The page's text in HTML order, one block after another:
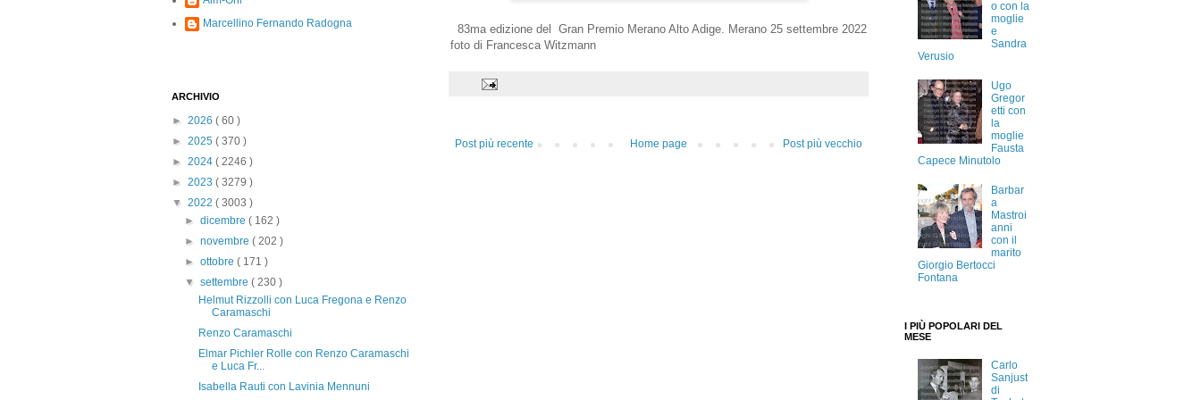
83ma edizione del Gran Premio Merano Alto Adige. Merano 25 settembre 2022
foto di Francesca Witzmann
Post più recente Post più vecchio
Home page
Marcellino Fernando Radogna
ARCHIVIO
► 2026 ( 60 )
► 2025 ( 370 )
► 2024 ( 2246 )
► 2023 ( 3279 )
▼ 2022 ( 3003 )
►dicembre( 162 )
►novembre( 202 )
►ottobre( 171 )
▼settembre( 230 )
Helmut Rizzolli con Luca Fregona e Renzo
Caramaschi
Renzo Caramaschi
Elmar Pichler Rolle con Renzo Caramaschi
e Luca Fr...
Isabella Rauti con Lavinia Mennuni
o con la
moglie
e
Sandra
Verusio
Ugo
Gregor
etti con
la
moglie
Fausta
Capece Minutolo
Barbar
a
Mastroi
anni
con il
marito
Giorgio Bertocci
Fontana
I PIÙ POPOLARI DEL
MESE
Carlo
Sanjust
di